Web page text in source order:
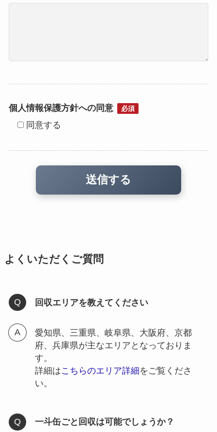
個人情報保護方針への同意 必須
同意する
よくいただくご質問
回収エリアを教えてください
愛知県、三重県、岐阜県、大阪府、京都
府、兵庫県が主なエリアとなっておりま
す。
詳細はこちらのエリア詳細をご覧くださ
い。
一斗缶ごと回収は可能でしょうか？